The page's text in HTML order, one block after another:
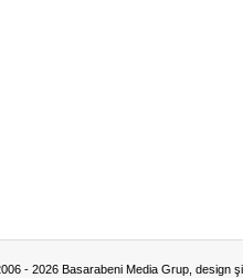
- 2026 Basarabeni Media Grup, design